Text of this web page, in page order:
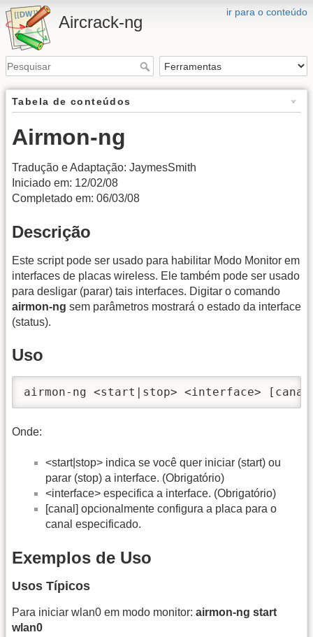
ir para o conteúdo
Aircrack-ng
Tabela de conteúdos
Airmon-ng
Tradução e Adaptação: JaymesSmith
Iniciado em: 12/02/08
Completado em: 06/03/08
Descrição
Este script pode ser usado para habilitar Modo Monitor em
interfaces de placas wireless. Ele também pode ser usado
para desligar (parar) tais interfaces. Digitar o comando
airmon-ng sem parâmetros mostrará o estado da interface
(status).
Uso
airmon-ng <start|stop> <interface>
Onde:
<start|stop> indica se você quer iniciar (start) ou
parar (stop) a interface. (Obrigatório)
<interface> especifica a interface. (Obrigatório)
[canal] opcionalmente configura a placa para o
canal especificado.
Exemplos de Uso
Usos Típicos
Para iniciar wlan0 em modo monitor: airmon-ng start
wlan0